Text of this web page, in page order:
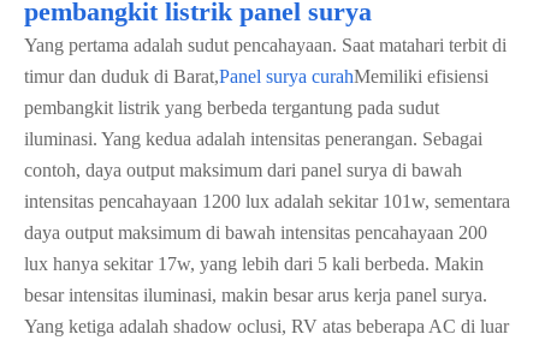
pembangkit listrik panel surya
Yang pertama adalah sudut pencahayaan. Saat matahari terbit di
timur dan duduk di Barat,Panel surya curahMemiliki efisiensi
pembangkit listrik yang berbeda tergantung pada sudut
iluminasi. Yang kedua adalah intensitas penerangan. Sebagai
contoh, daya output maksimum dari panel surya di bawah
intensitas pencahayaan 1200 lux adalah sekitar 101w, sementara
daya output maksimum di bawah intensitas pencahayaan 200
lux hanya sekitar 17w, yang lebih dari 5 kali berbeda. Makin
besar intensitas iluminasi, makin besar arus kerja panel surya.
Yang ketiga adalah shadow oclusi, RV atas beberapa AC di luar